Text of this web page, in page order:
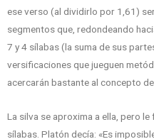
ese verso (al dividirlo por 1,61)
segmentos que, redondeando
7 y 4 sílabas (la suma de sus
versificaciones que jueguen
acercarán bastante al concepto
La silva se aproxima a ella, pero
sílabas. Platón decía: «Es